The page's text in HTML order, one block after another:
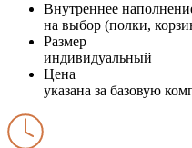
Внутреннее
на выбор (полки,
Размер
индивидуальный
Цена
указана за базовую